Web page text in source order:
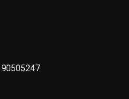
90505247